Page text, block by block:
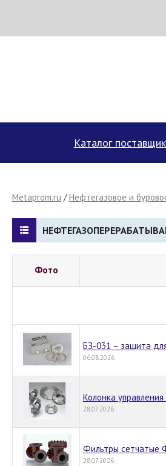
Каталог
Metaprom.ru /Нефтегазовое и
Фото
БЗ-031 – защита
06.08.2026
Колонка
28.07.2026
Фильтры
28.07.2026